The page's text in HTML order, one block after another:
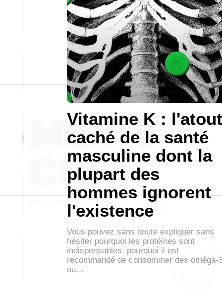
Vitamine K : l'atout
caché de la santé
masculine dont la
plupart des
hommes ignorent
l'existence
Vous pouvez sans doute expliquer sans
hésiter pourquoi les protéines sont
indispensables, pourquoi il est
recommandé de consommer des oméga-
ou…